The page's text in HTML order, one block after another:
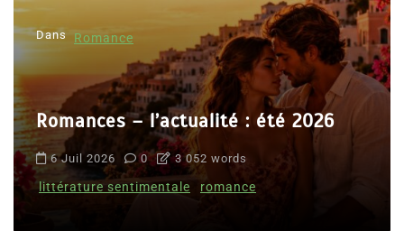
Dans Romance
Romances – l’actualité : été 2026
6 Juil 2026 0 3 052 words
littérature sentimentale romance